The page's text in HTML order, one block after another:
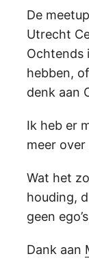
De
Utrecht
Ochtends
hebben,
denk aan
Ik heb er
meer
Wat het
houding,
geen
Dank aan